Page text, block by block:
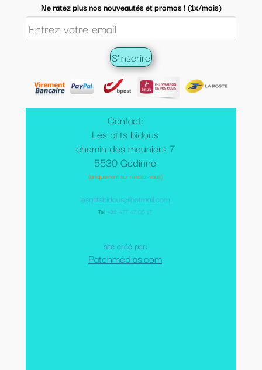
Contact:
Les ptits bidous
chemin des meuniers 7
5530 Godinne
(uniquement sur rendez-vous)
lesptitsbidous@hotmail.com
Tel: +32 477 47 05 17
site créé par:
Patchmédias.com
Ne ratez plus nos nouveautés et promos ! (1x/mois)